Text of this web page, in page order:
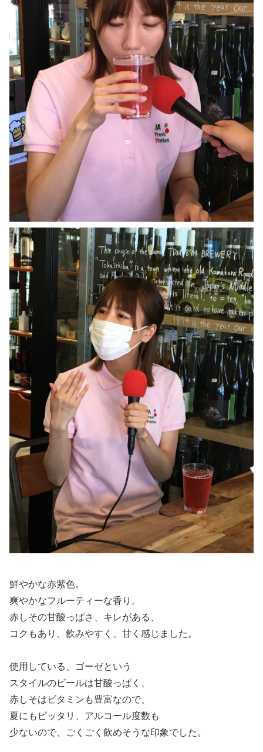
鮮やかな赤紫色。
爽やかなフルーティーな香り。
赤しその甘酸っぱさ、キレがある、
コクもあり、飲みやすく、甘く感じました。
使用している、ゴーゼという
スタイルのビールは甘酸っぱく、
赤しそはビタミンも豊富なので、
夏にもピッタリ、アルコール度数も
少ないので、ごくごく飲めそうな印象でした。